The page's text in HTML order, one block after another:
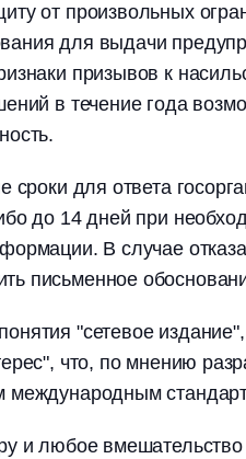
от произвольных
для выдачи
призывов к
в течение года
сроки для ответа
до 14 дней при
В случае
письменное
"сетевое
что, по мнению
международным
и любое